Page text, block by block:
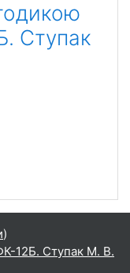
Ступак
)
12Б. Ступак М. В.